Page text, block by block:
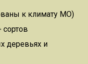
к климату МО)
деревьях и